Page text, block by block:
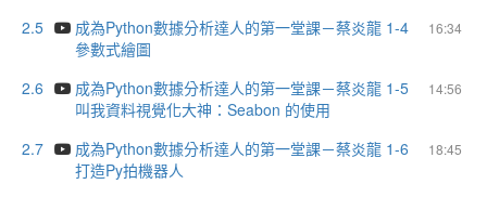
2.5
16:34
成為Python數據分析達人的第一堂課－蔡炎龍 1-4
參數式繪圖
2.6
14:56
成為Python數據分析達人的第一堂課－蔡炎龍 1-5
叫我資料視覺化大神：Seabon 的使用
2.7
18:45
成為Python數據分析達人的第一堂課－蔡炎龍 1-6
打造Py拍機器人